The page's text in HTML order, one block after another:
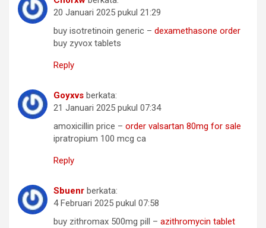
20 Januari 2025 pukul 21:29
buy isotretinoin generic – dexamethasone order
buy zyvox tablets
Reply
Goyxvs berkata:
21 Januari 2025 pukul 07:34
amoxicillin price – order valsartan 80mg for sale
ipratropium 100 mcg ca
Reply
Sbuenr berkata:
4 Februari 2025 pukul 07:58
buy zithromax 500mg pill – azithromycin tablet